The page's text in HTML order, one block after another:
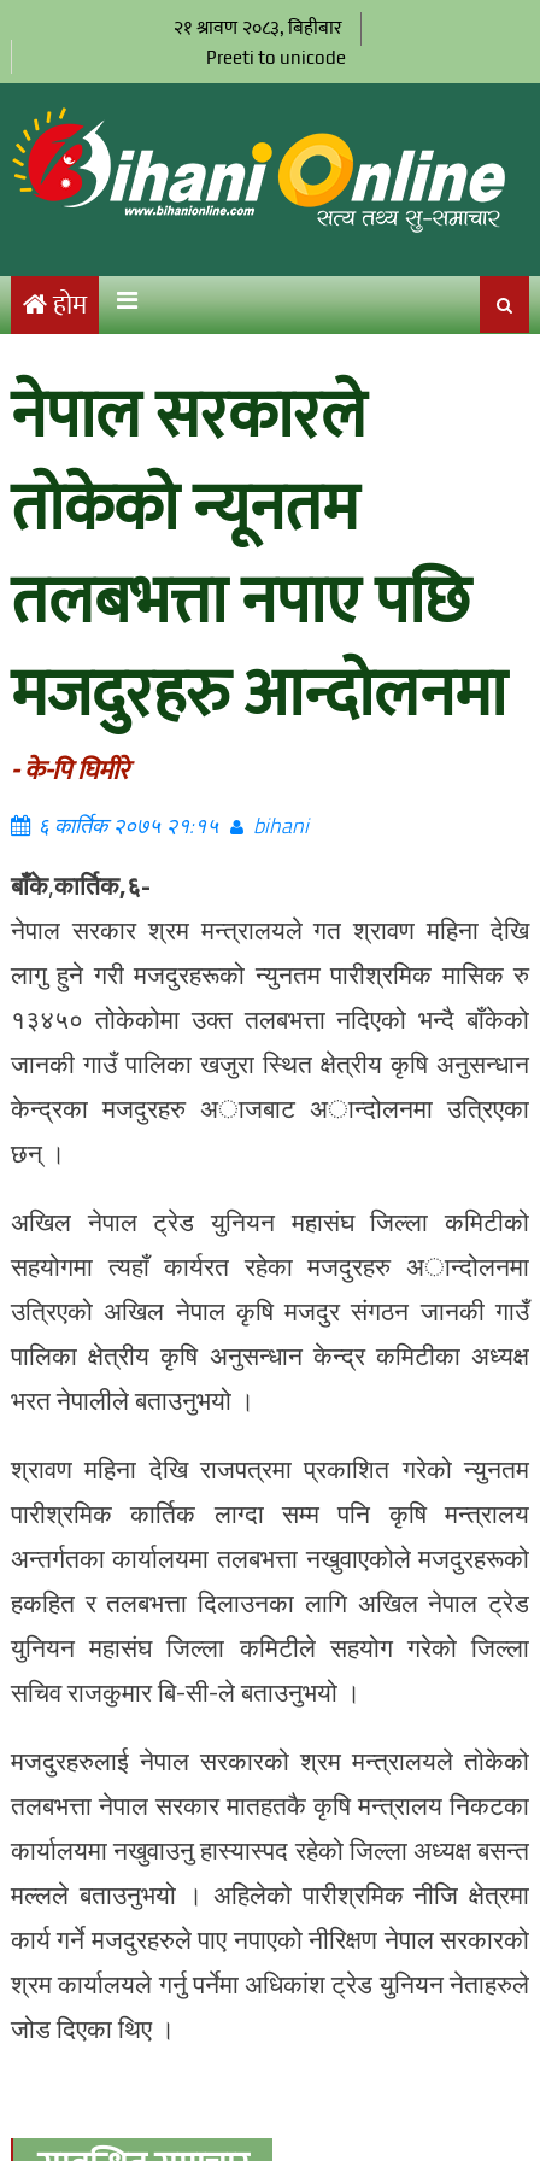
२१ श्रावण २०८३, बिहीबार
Preeti to unicode
होम
नेपाल सरकारले
तोकेको न्यूनतम
तलबभत्ता नपाए पछि
मजदुरहरु आन्दोलनमा
- के-पि घिमीरे
६ कार्तिक २०७५ २१:१५ bihani
बाँके,कार्तिक,६-
नेपाल सरकार श्रम मन्त्रालयले गत श्रावण महिना देखि
लागु हुने गरी मजदुरहरूको न्युनतम पारीश्रमिक मासिक रु
१३४५० तोकेकोमा उक्त तलबभत्ता नदिएको भन्दै बाँकेको
जानकी गाउँ पालिका खजुरा स्थित क्षेत्रीय कृषि अनुसन्धान
केन्द्रका मजदुरहरु अाजबाट अान्दोलनमा उत्रिएका
छन् ।
अखिल नेपाल ट्रेड युनियन महासंघ जिल्ला कमिटीको
सहयोगमा त्यहाँ कार्यरत रहेका मजदुरहरु अान्दोलनमा
उत्रिएको अखिल नेपाल कृषि मजदुर संगठन जानकी गाउँ
पालिका क्षेत्रीय कृषि अनुसन्धान केन्द्र कमिटीका अध्यक्ष
भरत नेपालीले बताउनुभयो ।
श्रावण महिना देखि राजपत्रमा प्रकाशित गरेको न्युनतम
पारीश्रमिक कार्तिक लाग्दा सम्म पनि कृषि मन्त्रालय
अन्तर्गतका कार्यालयमा तलबभत्ता नखुवाएकोले मजदुरहरूको
हकहित र तलबभत्ता दिलाउनका लागि अखिल नेपाल ट्रेड
युनियन महासंघ जिल्ला कमिटीले सहयोग गरेको जिल्ला
सचिव राजकुमार बि-सी-ले बताउनुभयो ।
मजदुरहरुलाई नेपाल सरकारको श्रम मन्त्रालयले तोकेको
तलबभत्ता नेपाल सरकार मातहतकै कृषि मन्त्रालय निकटका
कार्यालयमा नखुवाउनु हास्यास्पद रहेको जिल्ला अध्यक्ष बसन्त
मल्लले बताउनुभयो । अहिलेको पारीश्रमिक नीजि क्षेत्रमा
कार्य गर्ने मजदुरहरुले पाए नपाएको नीरिक्षण नेपाल सरकारको
श्रम कार्यालयले गर्नु पर्नेमा अधिकांश ट्रेड युनियन नेताहरुले
जोड दिएका थिए ।